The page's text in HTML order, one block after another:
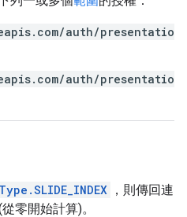
auth/presentatio
auth/presentatio
，則傳回連
零開始計算)。